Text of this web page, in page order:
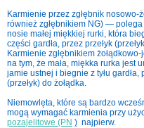
Karmienie przez zgłębnik nosowo-
również zgłębnikiem NG) —
nosie małej miękkiej rurki, która
części gardła, przez przełyk
Karmienie zgłębnikiem
na tym, że mała, miękka rurka jest
jamie ustnej i biegnie z tyłu gardła,
(przełyk) do żołądka.
Niemowlęta, które są bardzo
mogą wymagać karmienia przy
pozajelitowe (PN ) najpierw.